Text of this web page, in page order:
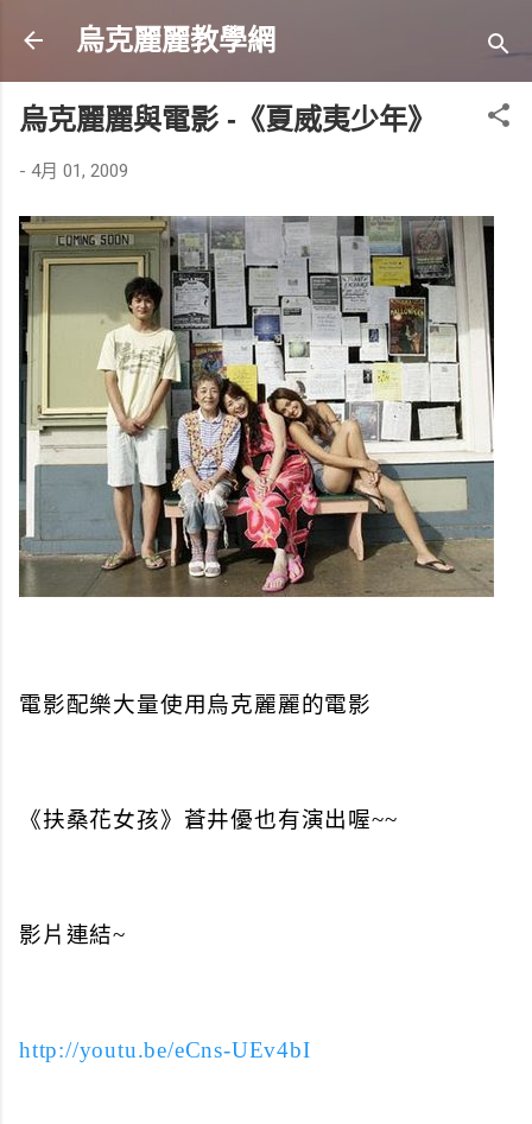
跳到主要內容
烏克麗麗教學網
烏克麗麗與電影 -《夏威夷少年》
- 4月 01, 2009
電影配樂大量使用烏克麗麗的電影
《扶桑花女孩》蒼井優也有演出喔~~
影片連結~
http://youtu.be/eCns-UEv4bI